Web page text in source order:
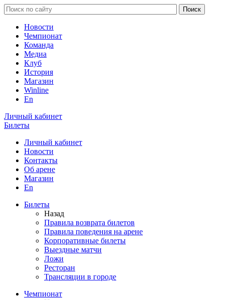
Новости
Чемпионат
Команда
Медиа
Клуб
История
Магазин
Winline
En
Личный кабинет
Билеты
Личный кабинет
Новости
Контакты
Об арене
Магазин
En
Билеты
Назад
Правила возврата билетов
Правила поведения на арене
Корпоративные билеты
Выездные матчи
Ложи
Ресторан
Трансляции в городе
Чемпионат